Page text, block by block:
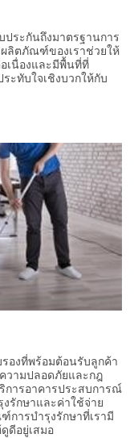
ระกันถึงมาตรฐานการ
ลิตภัณฑ์ของเราช่วยให้
เนื่องและมีพื้นที่ที่
ะทับใจเชิงบวกให้กับ
องที่พร้อมต้อนรับลูกค้า
วามปลอดภัยและกฎ
การอาคารประสบการณ์
รักษาและค่าใช้จ่าย
ารบำรุงรักษาที่เรามี
ดีอยู่เสมอ